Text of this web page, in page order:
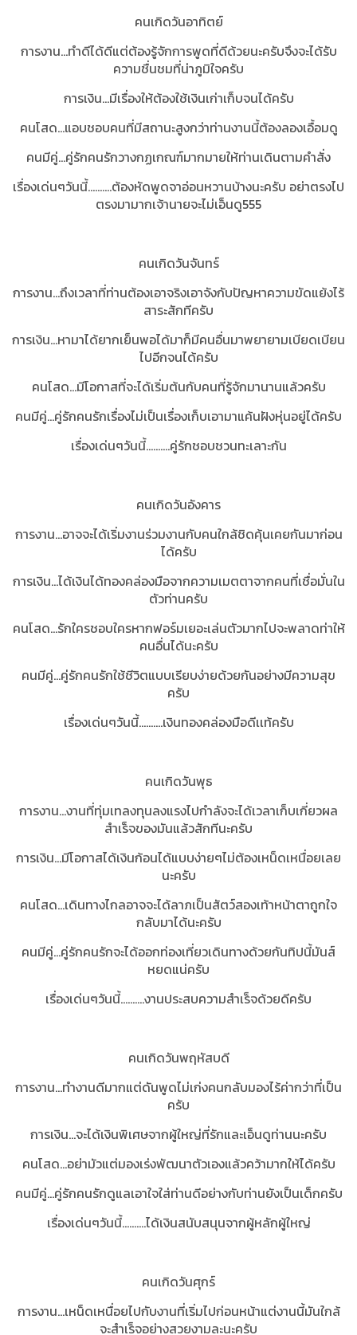
คนเกิดวันอาทิตย์
การงาน...ทำดีได้ดีแต่ต้องรู้จักการพูดที่ดีด้วยนะครับจึงจะได้รับ
ความชื่นชมที่น่าภูมิใจครับ
การเงิน...มีเรื่องให้ต้องใช้เงินเก่าเก็บจนได้ครับ
คนโสด...แอบชอบคนที่มีสถานะสูงกว่าท่านงานนี้ต้องลองเอื้อมดู
คนมีคู่...คู่รักคนรักวางกฏเกณฑ์มากมายให้ท่านเดินตามคำสั่ง
เรื่องเด่นๆวันนี้..........ต้องหัดพูดจาอ่อนหวานบ้างนะครับ อย่าตรงไป
ตรงมามากเจ้านายจะไม่เอ็นดู555
คนเกิดวันจันทร์
การงาน...ถึงเวลาที่ท่านต้องเอาจริงเอาจังกับปัญหาความขัดแย้งไร้
สาระสักทีครับ
การเงิน...หามาได้ยากเย็นพอได้มาก็มีคนอื่นมาพยายามเบียดเบียน
ไปอีกจนได้ครับ
คนโสด...มีโอกาสที่จะได้เริ่มต้นกับคนที่รู้จักมานานแล้วครับ
คนมีคู่...คู่รักคนรักเรื่องไม่เป็นเรื่องเก็บเอามาแค้นฝังหุ่นอยู่ได้ครับ
เรื่องเด่นๆวันนี้..........คู่รักชอบชวนทะเลาะกัน
คนเกิดวันอังคาร
การงาน...อาจจะได้เริ่มงานร่วมงานกับคนใกล้ชิดคุ้นเคยกันมาก่อน
ได้ครับ
การเงิน...ได้เงินได้ทองคล่องมือจากความเมตตาจากคนที่เชื่อมั่นใน
ตัวท่านครับ
คนโสด...รักใครชอบใครหากฟอร์มเยอะเล่นตัวมากไปจะพลาดท่าให้
คนอื่นได้นะครับ
คนมีคู่...คู่รักคนรักใช้ชีวิตแบบเรียบง่ายด้วยกันอย่างมีความสุข
ครับ
เรื่องเด่นๆวันนี้..........เงินทองคล่องมือดีเเท้ครับ
คนเกิดวันพุธ
การงาน...งานที่ทุ่มเทลงทุนลงแรงไปกำลังจะได้เวลาเก็บเกี่ยวผล
สำเร็จของมันแล้วสักทีนะครับ
การเงิน...มีโอกาสได้เงินก้อนได้แบบง่ายๆไม่ต้องเหน็ดเหนื่อยเลย
นะครับ
คนโสด...เดินทางไกลอาจจะได้ลาภเป็นสัตว์สองเท้าหน้าตาถูกใจ
กลับมาได้นะครับ
คนมีคู่...คู่รักคนรักจะได้ออกท่องเที่ยวเดินทางด้วยกันทิปนี้มันส์
หยดแน่ครับ
เรื่องเด่นๆวันนี้..........งานประสบความสำเร็จด้วยดีครับ
คนเกิดวันพฤหัสบดี
การงาน...ทำงานดีมากแต่ดันพูดไม่เก่งคนกลับมองไร้ค่ากว่าที่เป็น
ครับ
การเงิน...จะได้เงินพิเศษจากผู้ใหญ่ที่รักและเอ็นดูท่านนะครับ
คนโสด...อย่ามัวแต่มองเร่งพัฒนาตัวเองแล้วคว้ามากให้ได้ครับ
คนมีคู่...คู่รักคนรักดูแลเอาใจใส่ท่านดีอย่างกับท่านยังเป็นเด็กครับ
เรื่องเด่นๆวันนี้..........ได้เงินสนับสนุนจากผู้หลักผู้ใหญ่
คนเกิดวันศุกร์
การงาน...เหน็ดเหนื่อยไปกับงานที่เริ่มไปก่อนหน้าแต่งานนี้มันใกล้
จะสำเร็จอย่างสวยงามละนะครับ